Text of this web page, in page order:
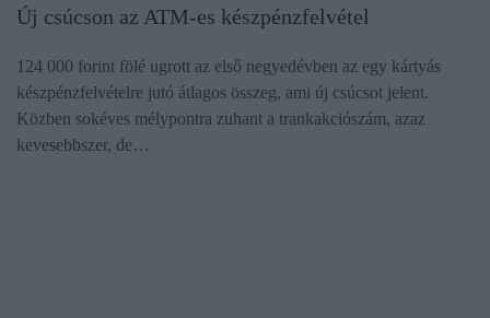
Új csúcson az ATM-es készpénzfelvétel
124 000 forint fölé ugrott az első negyedévben az egy kártyás
készpénzfelvételre jutó átlagos összeg, ami új csúcsot jelent.
Közben sokéves mélypontra zuhant a trankakciószám, azaz
kevesebbszer, de…